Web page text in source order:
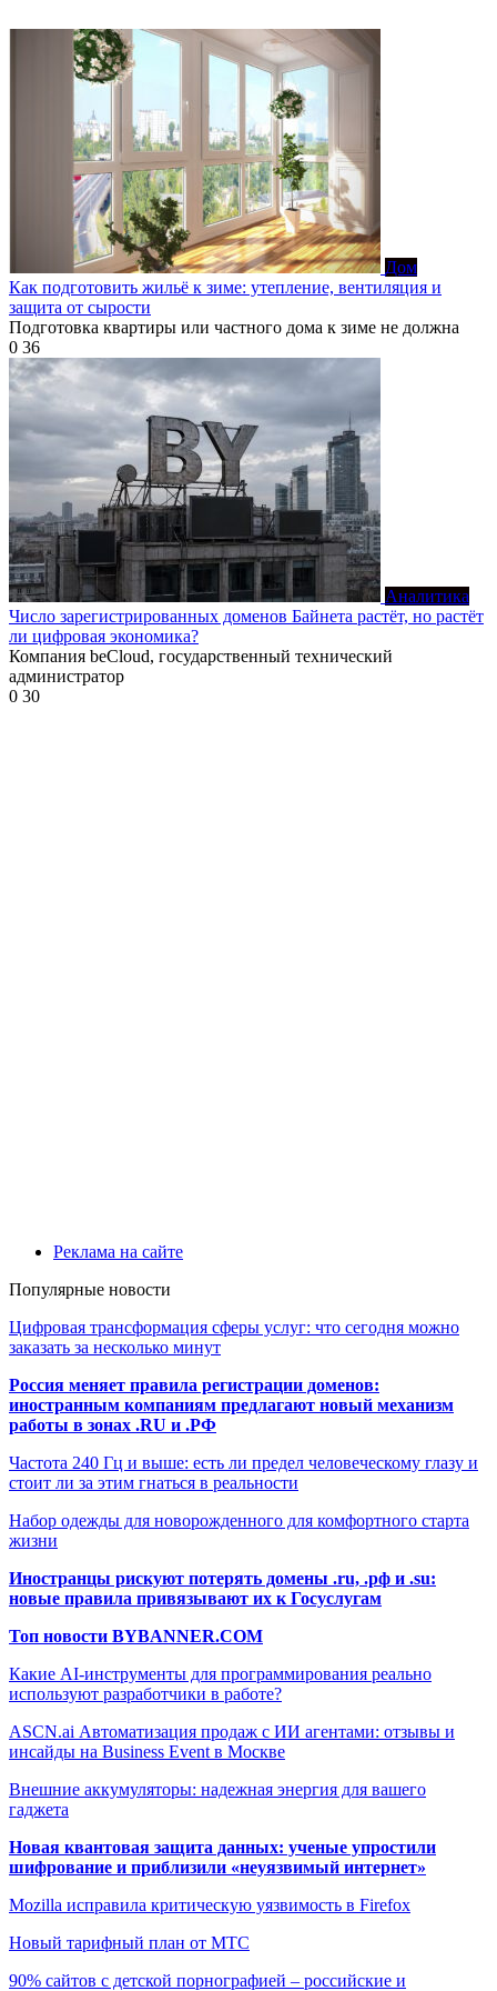
Дом
Как подготовить жильё к зиме: утепление, вентиляция и
защита от сырости
Подготовка квартиры или частного дома к зиме не должна
0 36
Аналитика
Число зарегистрированных доменов Байнета растёт, но растёт
ли цифровая экономика?
Компания beCloud, государственный технический
администратор
0 30
Реклама на сайте
Популярные новости
Цифровая трансформация сферы услуг: что сегодня можно
заказать за несколько минут
Россия меняет правила регистрации доменов:
иностранным компаниям предлагают новый механизм
работы в зонах .RU и .РФ
Частота 240 Гц и выше: есть ли предел человеческому глазу и
стоит ли за этим гнаться в реальности
Набор одежды для новорожденного для комфортного старта
жизни
Иностранцы рискуют потерять домены .ru, .рф и .su:
новые правила привязывают их к Госуслугам
Топ новости BYBANNER.COM
Какие AI-инструменты для программирования реально
используют разработчики в работе?
ASCN.ai Автоматизация продаж с ИИ агентами: отзывы и
инсайды на Business Event в Москве
Внешние аккумуляторы: надежная энергия для вашего
гаджета
Новая квантовая защита данных: ученые упростили
шифрование и приблизили «неуязвимый интернет»
Mozilla исправила критическую уязвимость в Firefox
Новый тарифный план от МТС
90% сайтов с детской порнографией – российские и